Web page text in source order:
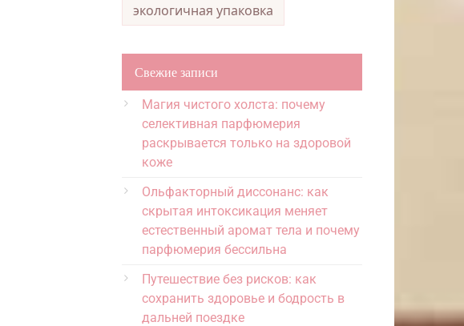
экологичная упаковка
Свежие записи
Магия чистого холста: почему
селективная парфюмерия
раскрывается только на здоровой
коже
Ольфакторный диссонанс: как
скрытая интоксикация меняет
естественный аромат тела и почему
парфюмерия бессильна
Путешествие без рисков: как
сохранить здоровье и бодрость в
дальней поездке